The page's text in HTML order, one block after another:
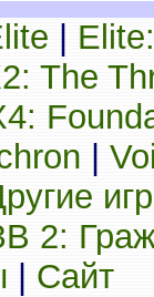
The
2:
Сайт